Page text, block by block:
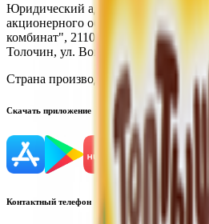
Юридический адрес:
Филиал
акционерного общества
комбинат", 211091, Республика
Толочин, ул. Вокзальная, д. 8
Страна производства:Республика
Скачать приложение
Контактный телефон